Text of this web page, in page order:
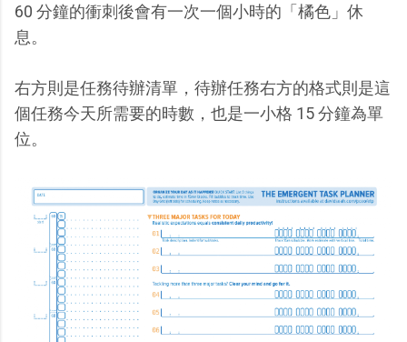
60 分鐘的衝刺後會有一次一個小時的「橘色」休
息。
右方則是任務待辦清單，待辦任務右方的格式則是這
個任務今天所需要的時數，也是一小格 15 分鐘為單
位。